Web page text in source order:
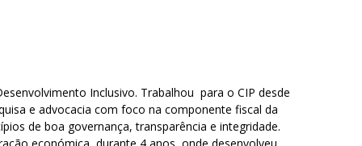
Inclusivo. Trabalhou para o CIP desde
e advocacia com foco na componente fiscal da
de boa governança, transparência e integridade.